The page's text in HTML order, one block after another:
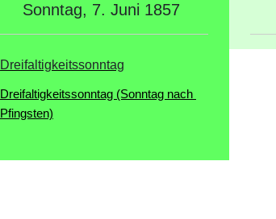
Sonntag, 7. Juni 1857
Dreifaltigkeitssonntag
Dreifaltigkeitssonntag (Sonntag nach
Pfingsten)